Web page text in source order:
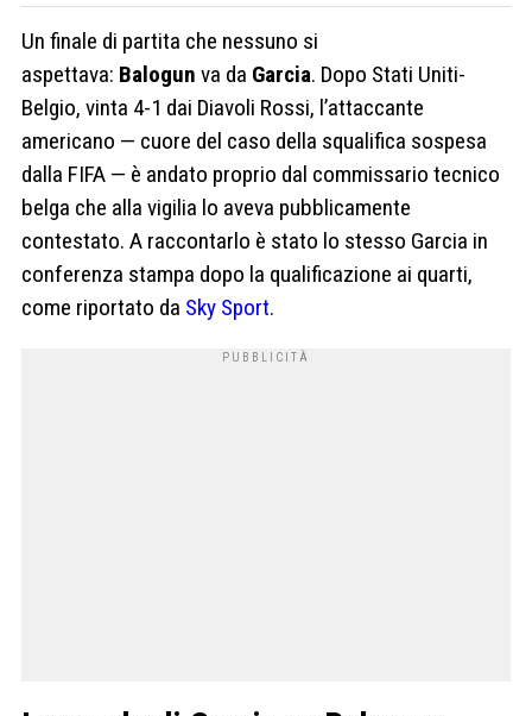
Un finale di partita che nessuno si
aspettava: Balogun va da Garcia. Dopo Stati Uniti-
Belgio, vinta 4-1 dai Diavoli Rossi, l’attaccante
americano — cuore del caso della squalifica sospesa
dalla FIFA — è andato proprio dal commissario tecnico
belga che alla vigilia lo aveva pubblicamente
contestato. A raccontarlo è stato lo stesso Garcia in
conferenza stampa dopo la qualificazione ai quarti,
come riportato da Sky Sport.